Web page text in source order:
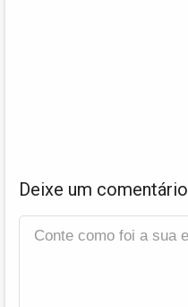
Deixe um comentário